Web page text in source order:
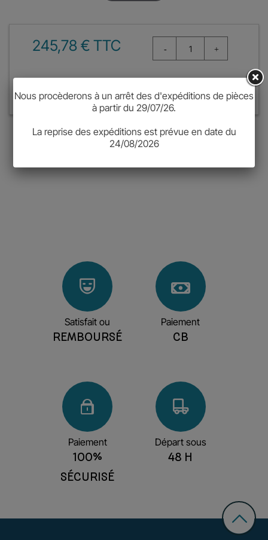
245,78 € TTC
Ajouter au panier
CLAVIER SANTE K3 2010 SURMOULE DANS POIGNEE .
POIGNEE MAIN DROITE UNIQUEMENT
Satisfait ou
REMBOURSÉ
Paiement
CB
Départ sous
48 H
Paiement
100%
SÉCURISÉ
Nous procèderons à un arrêt des d'expéditions de pièces
à partir du 29/07/26.
La reprise des expéditions est prévue en date du
24/08/2026